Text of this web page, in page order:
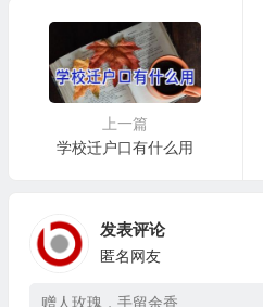
上一篇
学校迁户口有什么用
发表评论
匿名网友